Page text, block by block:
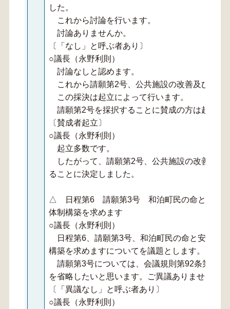
した。
これから討論を行います。
討論ありませんか。
〔「なし」と呼ぶ者あり〕
○議長（永野利則）
討論なしと認めます。
これから請願第2号、公共施設の改善及び増設
この採決は起立によって行います。
請願第2号を採択することに賛成の方は起立願
〔賛成者起立〕
○議長（永野利則）
起立多数です。
したがって、請願第2号、公共施設の改善及び
ることに決定しました。
△ 日程第6 請願第3号 和泊町民の命と安心を
体制構築を求めます
○議長（永野利則）
日程第6、請願第3号、和泊町民の命と安心を
構築を求めますについてを議題とします。
請願第3号については、会議規則第92条第2項
を省略したいと思います。ご異議ありませんか。
〔「異議なし」と呼ぶ者あり〕
○議長（永野利則）